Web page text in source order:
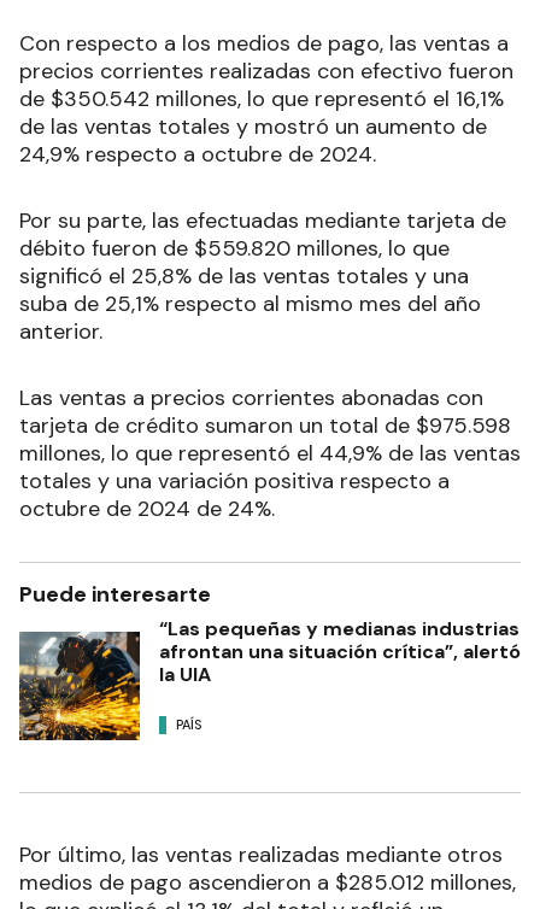
Con respecto a los medios de pago, las ventas a
precios corrientes realizadas con efectivo fueron
de $350.542 millones, lo que representó el 16,1%
de las ventas totales y mostró un aumento de
24,9% respecto a octubre de 2024.
Por su parte, las efectuadas mediante tarjeta de
débito fueron de $559.820 millones, lo que
significó el 25,8% de las ventas totales y una
suba de 25,1% respecto al mismo mes del año
anterior.
Las ventas a precios corrientes abonadas con
tarjeta de crédito sumaron un total de $975.598
millones, lo que representó el 44,9% de las ventas
totales y una variación positiva respecto a
octubre de 2024 de 24%.
Puede interesarte
“Las pequeñas y medianas industrias
afrontan una situación crítica”, alertó
la UIA
PAÍS
Por último, las ventas realizadas mediante otros
medios de pago ascendieron a $285.012 millones,